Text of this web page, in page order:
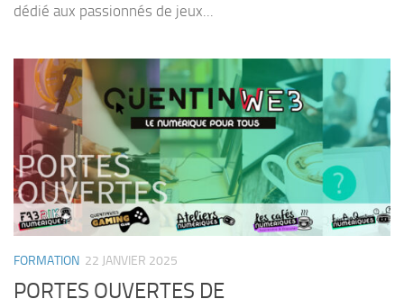
dédié aux passionnés de jeux...
FORMATION 22 JANVIER 2025
PORTES OUVERTES DE